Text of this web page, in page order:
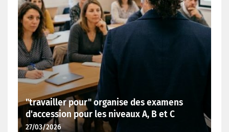
"travailler pour" organise des examens
d'accession pour les niveaux A, B et C
27/03/2026